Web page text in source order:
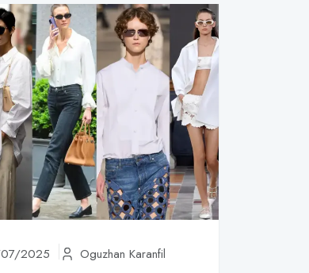
2025 Oguzhan Karanfil